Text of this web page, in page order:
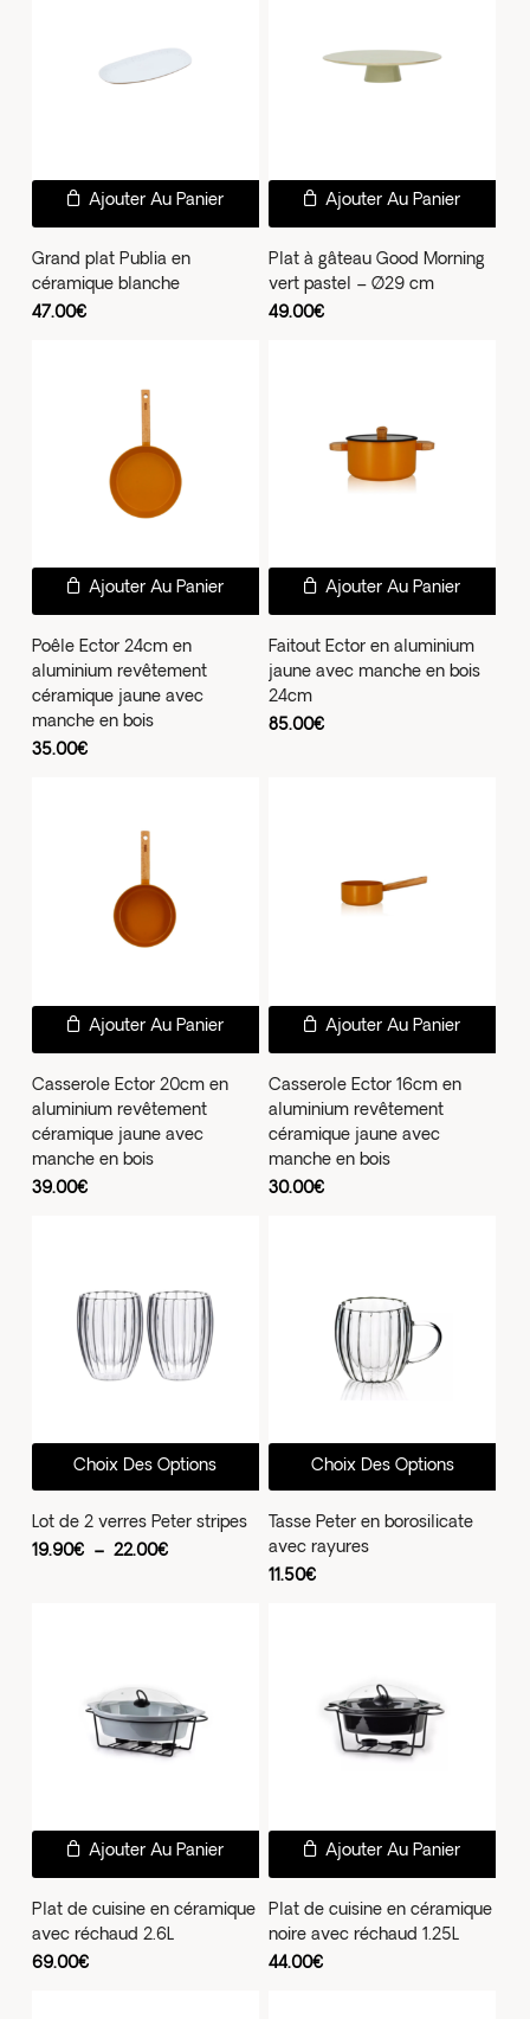
Ajouter Au Panier
Grand plat Publia en
céramique blanche
47.00€
Ajouter Au Panier
Plat à gâteau Good Morning
vert pastel – Ø29 cm
49.00€
Ajouter Au Panier
Poêle Ector 24cm en
aluminium revêtement
céramique jaune avec
manche en bois
35.00€
Ajouter Au Panier
Faitout Ector en aluminium
jaune avec manche en bois
24cm
85.00€
Ajouter Au Panier
Casserole Ector 20cm en
aluminium revêtement
céramique jaune avec
manche en bois
39.00€
Ajouter Au Panier
Casserole Ector 16cm en
aluminium revêtement
céramique jaune avec
manche en bois
30.00€
Choix Des Options
produit
plusieurs
variations.
Lot de 2 verres Peter stripes
19.90€ – 22.00€Plage
Choix Des Options
Tasse Peter en borosilicate
avec rayures
11.50€
Ajouter Au Panier
Plat de cuisine en céramique
avec réchaud 2.6L
69.00€
Ajouter Au Panier
Plat de cuisine en céramique
noire avec réchaud 1.25L
44.00€